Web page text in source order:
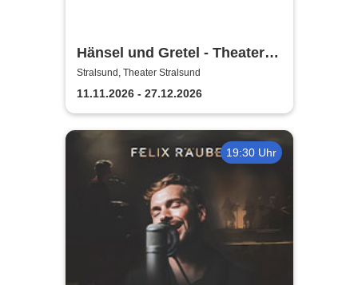
Hänsel und Gretel - Theater
Vorpommern
Stralsund, Theater Stralsund
11.11.2026 - 27.12.2026
19:30 Uhr